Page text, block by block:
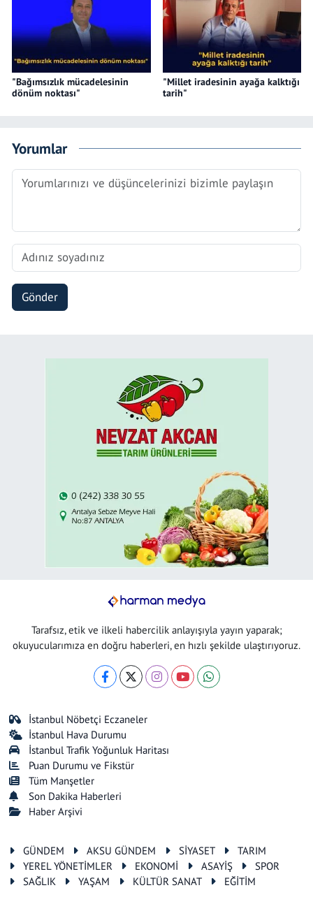
"Bağımsızlık mücadelesinin
dönüm noktası"
"Millet iradesinin ayağa kalktığı
tarih"
Yorumlar
Gönder
Tarafsız, etik ve ilkeli habercilik anlayışıyla yayın yaparak;
okuyucularımıza en doğru haberleri, en hızlı şekilde ulaştırıyoruz.
İstanbul Nöbetçi Eczaneler
İstanbul Hava Durumu
İstanbul Trafik Yoğunluk Haritası
Puan Durumu ve Fikstür
Tüm Manşetler
Son Dakika Haberleri
Haber Arşivi
GÜNDEM AKSU GÜNDEM SİYASET
TARIM
YEREL YÖNETİMLER
EKONOMİ ASAYİŞ
SPOR
SAĞLIK
YAŞAM KÜLTÜR SANAT EĞİTİM